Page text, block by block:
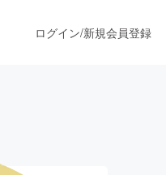
ログイン/新規会員登録